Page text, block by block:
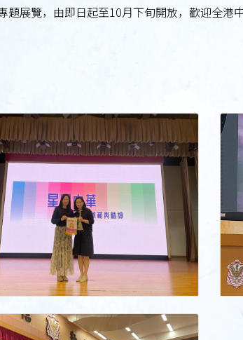
展覽，由即日起至10月下旬開放，歡迎全港